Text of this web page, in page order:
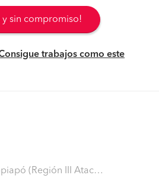
y sin compromiso!
trabajos como este
(Región III Atacama - Copiapó)